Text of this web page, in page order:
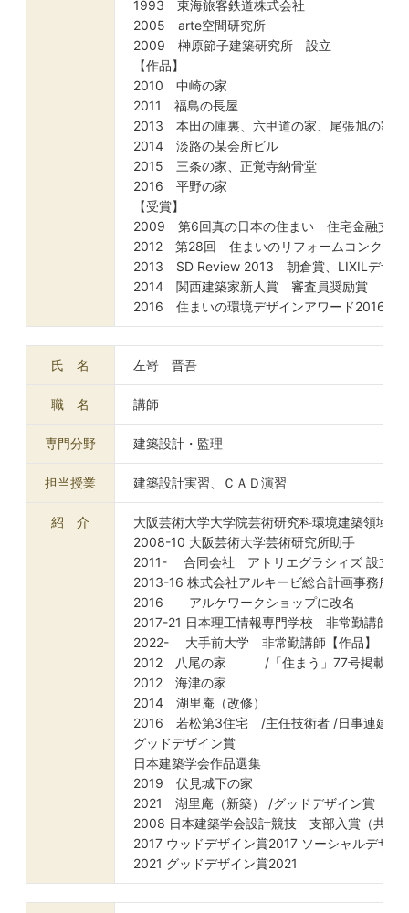
1993 東海旅客鉄道株式会社
2005 arte空間研究所
2009 榊原節子建築研究所 設立
【作品】
2010 中崎の家
2011 福島の長屋
2013 本田の庫裏、六甲道の家、尾張旭の家
2014 淡路の某会所ビル
2015 三条の家、正覚寺納骨堂
2016 平野の家
【受賞】
2009 第6回真の日本の住まい 住宅金融支援
2012 第28回 住まいのリフォームコンクー
2013 SD Review 2013 朝倉賞、LIXILデザ
2014 関西建築家新人賞 審査員奨励賞
2016 住まいの環境デザインアワード2016
氏 名 左嵜 晋吾
職 名 講師
専門分野 建築設計・監理
担当授業 建築設計実習、ＣＡＤ演習
紹 介
大阪芸術大学大学院芸術研究科環境建築領域修
2008-10 大阪芸術大学芸術研究所助手
2011- 合同会社 アトリエグラシィズ 設立
2013-16 株式会社アルキービ総合計画事務所
2016 アルケワークショップに改名
2017-21 日本理工情報専門学校 非常勤講師
2022- 大手前大学 非常勤講師【作品】
2012 八尾の家 /「住まう」77号掲載
2012 海津の家
2014 湖里庵（改修）
2016 若松第3住宅 /主任技術者 /日事連建築
グッドデザイン賞
日本建築学会作品選集
2019 伏見城下の家
2021 湖里庵（新築） /グッドデザイン賞【受
2008 日本建築学会設計競技 支部入賞（共同
2017 ウッドデザイン賞2017 ソーシャルデザイ
2021 グッドデザイン賞2021